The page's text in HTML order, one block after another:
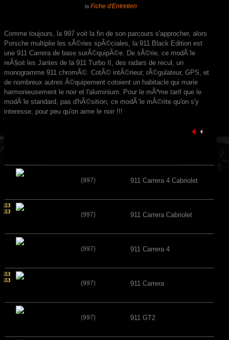
laFiche d'Entretien
Comme toujours, la 997 voit la fin de son parcours s'approcher, alors
Porsche multiplie les sÃ©ries spÃ©ciales, la 911 Black Edition est
une 911 Carrera de base surÃ©quipÃ©e. De sÃ©rie, ce modÃ¨le
reÃ§oit les Jantes de la 911 Turbo II, des radars de recul, un
monogramme 911 chromÃ©. CotÃ© intÃ©rieur, rÃ©gulateur, GPS, et
de nombreux autres Ã©quipement cotoient un habitacle qui marie
harmonieusement le noir et l'aluminium. Pour le mÃªme tarif que le
modÃ¨le standard, pas d'hÃ©sition, ce modÃ¨le mÃ©rite qu'on s'y
interesse, pour peu qu'on aime le noir !!!
(997) 911 Carrera 4 Cabriolet
(997) 911 Carrera Cabriolet
(997) 911 Carrera 4
(997) 911 Carrera
(997) 911 GT2